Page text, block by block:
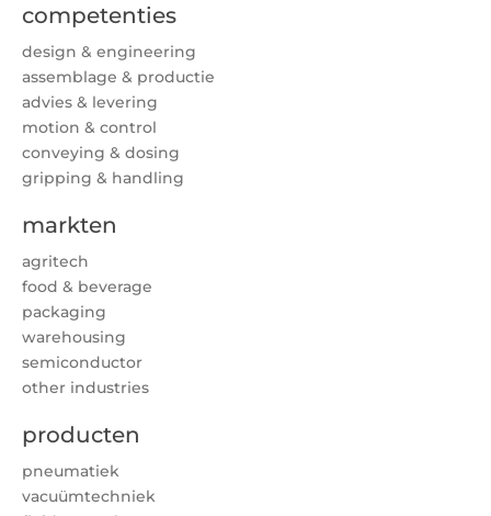
competenties
design & engineering
assemblage & productie
advies & levering
motion & control
conveying & dosing
gripping & handling
markten
agritech
food & beverage
packaging
warehousing
semiconductor
other industries
producten
pneumatiek
vacuümtechniek